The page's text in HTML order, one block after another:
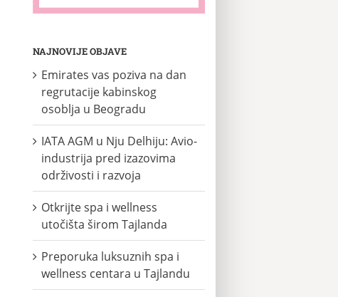
NAJNOVIJE OBJAVE
Emirates vas poziva na dan
regrutacije kabinskog
osoblja u Beogradu
IATA AGM u Nju Delhiju: Avio-
industrija pred izazovima
održivosti i razvoja
Otkrijte spa i wellness
utočišta širom Tajlanda
Preporuka luksuznih spa i
wellness centara u Tajlandu